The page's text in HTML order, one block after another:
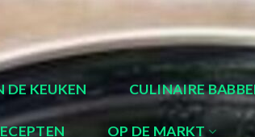
DE KEUKEN CULINAIRE
OP DE MARKT